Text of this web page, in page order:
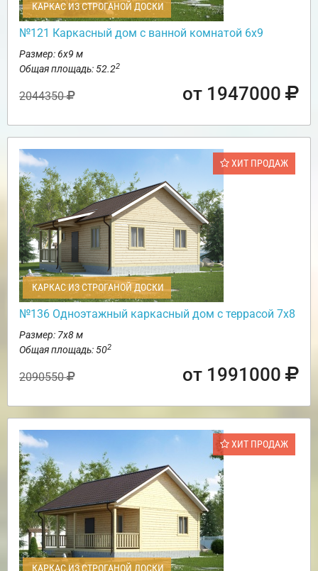
КАРКАС ИЗ СТРОГАНОЙ ДОСКИ
№121 Каркасный дом с ванной комнатой 6х9
Размер: 6х9 м
Общая площадь: 52.22
2044350 от 1947000
ХИТ ПРОДАЖ
КАРКАС ИЗ СТРОГАНОЙ ДОСКИ
№136 Одноэтажный каркасный дом с террасой 7х8
Размер: 7х8 м
Общая площадь: 502
2090550 от 1991000
ХИТ ПРОДАЖ
КАРКАС ИЗ СТРОГАНОЙ ДОСКИ